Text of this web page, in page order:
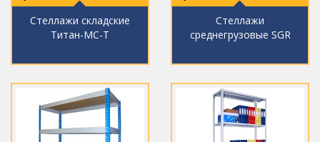
Стеллажи складские
Титан-МС-Т
Стеллажи
среднегрузовые SGR